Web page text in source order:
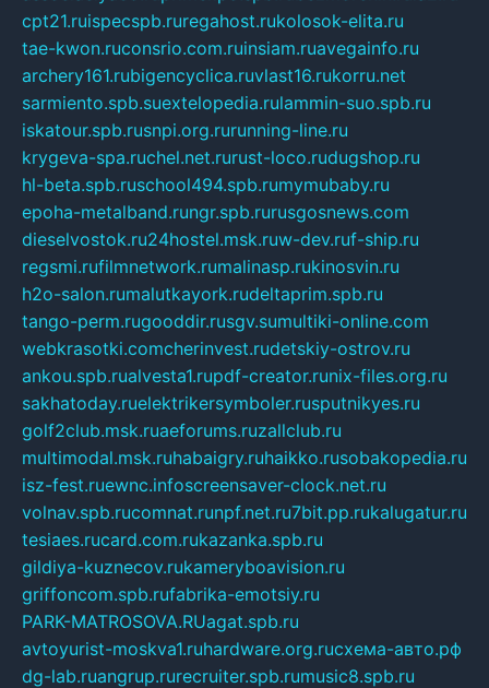
cpt21.ruispecspb.ruregahost.rukolosok-elita.ru
tae-kwon.ruconsrio.com.ruinsiam.ruavegainfo.ru
archery161.rubigencyclica.ruvlast16.rukorru.net
sarmiento.spb.suextelopedia.rulammin-suo.spb.ru
iskatour.spb.rusnpi.org.rurunning-line.ru
krygeva-spa.ruchel.net.rurust-loco.rudugshop.ru
hl-beta.spb.ruschool494.spb.rumymubaby.ru
epoha-metalband.rungr.spb.rurusgosnews.com
dieselvostok.ru24hostel.msk.ruw-dev.ruf-ship.ru
regsmi.rufilmnetwork.rumalinasp.rukinosvin.ru
h2o-salon.rumalutkayork.rudeltaprim.spb.ru
tango-perm.rugooddir.rusgv.sumultiki-online.com
webkrasotki.comcherinvest.rudetskiy-ostrov.ru
ankou.spb.rualvesta1.rupdf-creator.runix-files.org.ru
sakhatoday.ruelektrikersymboler.rusputnikyes.ru
golf2club.msk.ruaeforums.ruzallclub.ru
multimodal.msk.ruhabaigry.ruhaikko.rusobakopedia.ru
isz-fest.ruewnc.infoscreensaver-clock.net.ru
volnav.spb.rucomnat.runpf.net.ru7bit.pp.rukalugatur.ru
tesiaes.rucard.com.rukazanka.spb.ru
gildiya-kuznecov.rukameryboavision.ru
griffoncom.spb.rufabrika-emotsiy.ru
PARK-MATROSOVA.RUagat.spb.ru
avtoyurist-moskva1.ruhardware.org.ruсхема-авто.рф
dg-lab.ruangrup.rurecruiter.spb.rumusic8.spb.ru